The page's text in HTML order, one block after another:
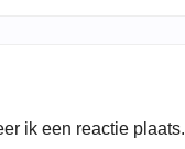
ik een reactie plaats.